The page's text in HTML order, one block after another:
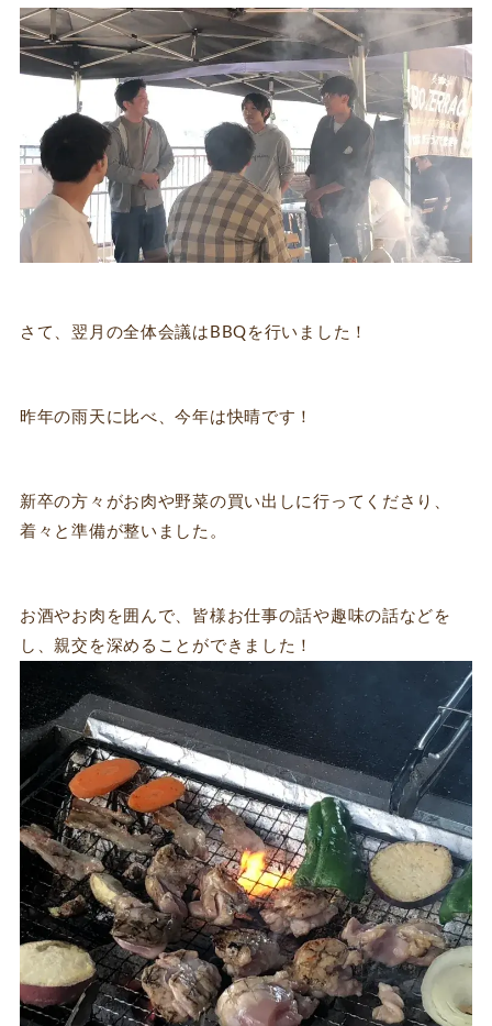
さて、翌月の全体会議はBBQを行いました！
昨年の雨天に比べ、今年は快晴です！
新卒の方々がお肉や野菜の買い出しに行ってくださり、
着々と準備が整いました。
お酒やお肉を囲んで、皆様お仕事の話や趣味の話などを
し、親交を深めることができました！